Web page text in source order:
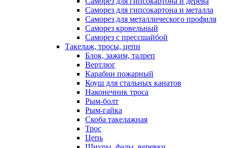
Саморез для гипсокартона и металла
Саморез для металлического профиля
Саморез кровельный
Саморез с прессшайбой
Такелаж, тросы, цепи
Блок, зажим, талреп
Вертлюг
Карабин пожарный
Коуш для стальных канатов
Наконечник троса
Рым-болт
Рым-гайка
Скоба такелажная
Трос
Цепь